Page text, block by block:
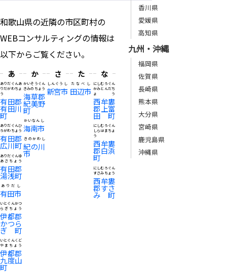
和歌山県の近隣の市区町村の
WEBコンサルティングの情報は
以下からご覧ください。
あ
有田郡
有田川
町
ありだぐんあ
りだがわちょ
う
有田郡
広川町
ありだぐんひ
ろがわちょう
有田郡
湯浅町
ありだぐんゆ
あさちょう
有田市
ありだし
伊都郡
かつら
ぎ町
いとぐんかつ
らぎちょう
伊都郡
九度山
町
いとぐんくど
やまちょう
か
海草郡
紀美野
町
かいそうぐん
きみのちょう
海南市
かいなんし
紀の川
市
きのかわし
さ
新宮市
しんぐうし
た
田辺市
たなべし
な
西牟婁
郡上富
田町
にしむろぐん
かみとんだち
ょう
西牟婁
郡白浜
町
にしむろぐん
しらはまちょ
う
西牟婁
郡すさ
み町
にしむろぐん
すさみちょう
香川県
愛媛県
高知県
九州・沖縄
福岡県
佐賀県
長崎県
熊本県
大分県
宮崎県
鹿児島県
沖縄県